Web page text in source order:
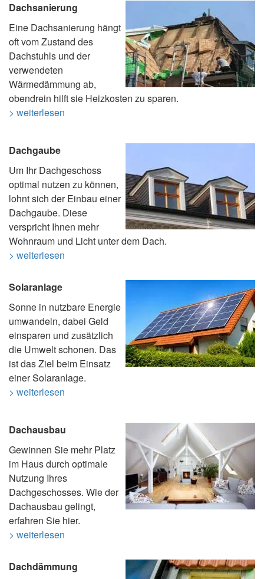
Dachsanierung
Eine Dachsanierung hängt
oft vom Zustand des
Dachstuhls und der
verwendeten
Wärmedämmung ab,
obendrein hilft sie Heizkosten zu sparen.
> weiterlesen
Dachgaube
Um Ihr Dachgeschoss
optimal nutzen zu können,
lohnt sich der Einbau einer
Dachgaube. Diese
verspricht Ihnen mehr
Wohnraum und Licht unter dem Dach.
> weiterlesen
Solaranlage
Sonne in nutzbare Energie
umwandeln, dabei Geld
einsparen und zusätzlich
die Umwelt schonen. Das
ist das Ziel beim Einsatz
einer Solaranlage.
> weiterlesen
Dachausbau
Gewinnen Sie mehr Platz
im Haus durch optimale
Nutzung Ihres
Dachgeschosses. Wie der
Dachausbau gelingt,
erfahren Sie hier.
> weiterlesen
Dachdämmung